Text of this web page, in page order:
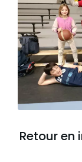
Retour en